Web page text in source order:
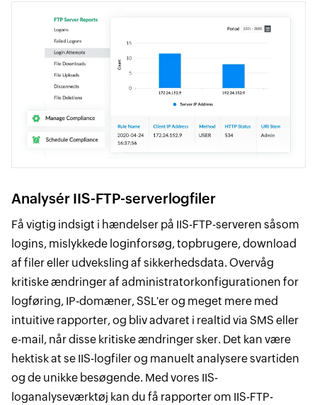
Analysér IIS-FTP-serverlogfiler
Få vigtig indsigt i hændelser på IIS-FTP-serveren såsom
logins, mislykkede loginforsøg, topbrugere, download
af filer eller udveksling af sikkerhedsdata. Overvåg
kritiske ændringer af administratorkonfigurationen for
logføring, IP-domæner, SSL'er og meget mere med
intuitive rapporter, og bliv advaret i realtid via SMS eller
e-mail, når disse kritiske ændringer sker. Det kan være
hektisk at se IIS-logfiler og manuelt analysere svartiden
og de unikke besøgende. Med vores IIS-
loganalyseværktøj kan du få rapporter om IIS-FTP-